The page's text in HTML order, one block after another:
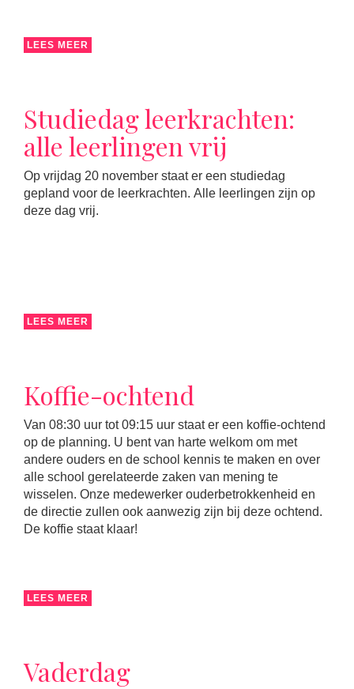
LEES MEER
Studiedag leerkrachten:
alle leerlingen vrij
Op vrijdag 20 november staat er een studiedag
gepland voor de leerkrachten. Alle leerlingen zijn op
deze dag vrij.
LEES MEER
Koffie-ochtend
Van 08:30 uur tot 09:15 uur staat er een koffie-ochtend
op de planning. U bent van harte welkom om met
andere ouders en de school kennis te maken en over
alle school gerelateerde zaken van mening te
wisselen. Onze medewerker ouderbetrokkenheid en
de directie zullen ook aanwezig zijn bij deze ochtend.
De koffie staat klaar!
LEES MEER
Vaderdag